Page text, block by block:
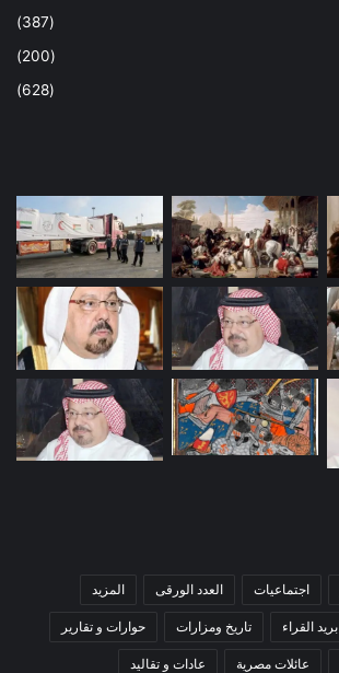
(387)
(200)
(628)
اجتماعيات العدد الورقى المزيد
بريد القراء تاريخ ومزارات حوارات و تقارير
عائلات مصرية عادات و تقاليد